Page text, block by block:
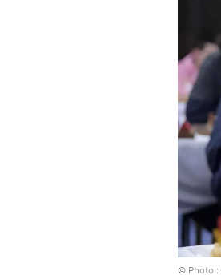
© Photo :